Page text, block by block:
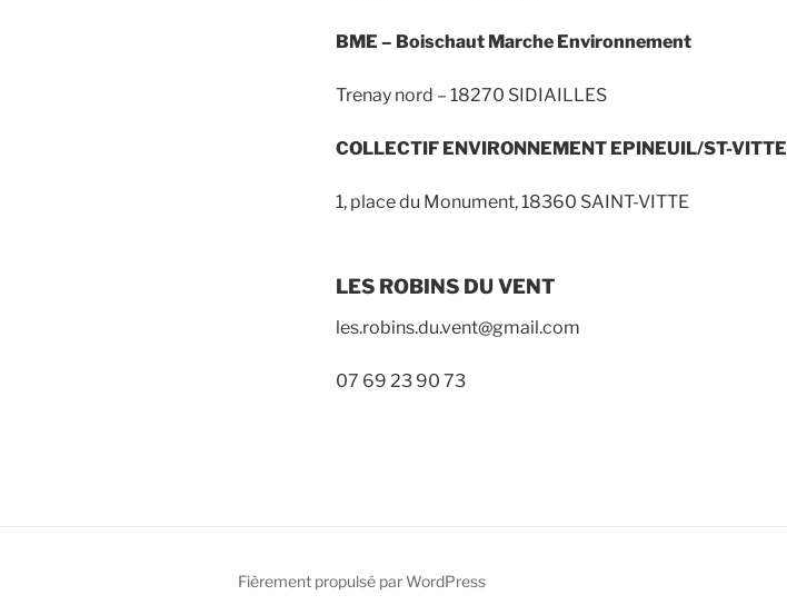
BME – Boischaut Marche Environnement
Trenay nord – 18270 SIDIAILLES
COLLECTIF ENVIRONNEMENT EPINEUIL/ST-VITTE
1, place du Monument, 18360 SAINT-VITTE
LES ROBINS DU VENT
les.robins.du.vent@gmail.com
07 69 23 90 73
Fièrement propulsé par WordPress